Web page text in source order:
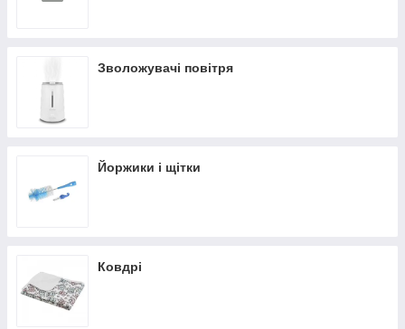
Зволожувачі повітря
Йоржики і щітки
Ковдрі